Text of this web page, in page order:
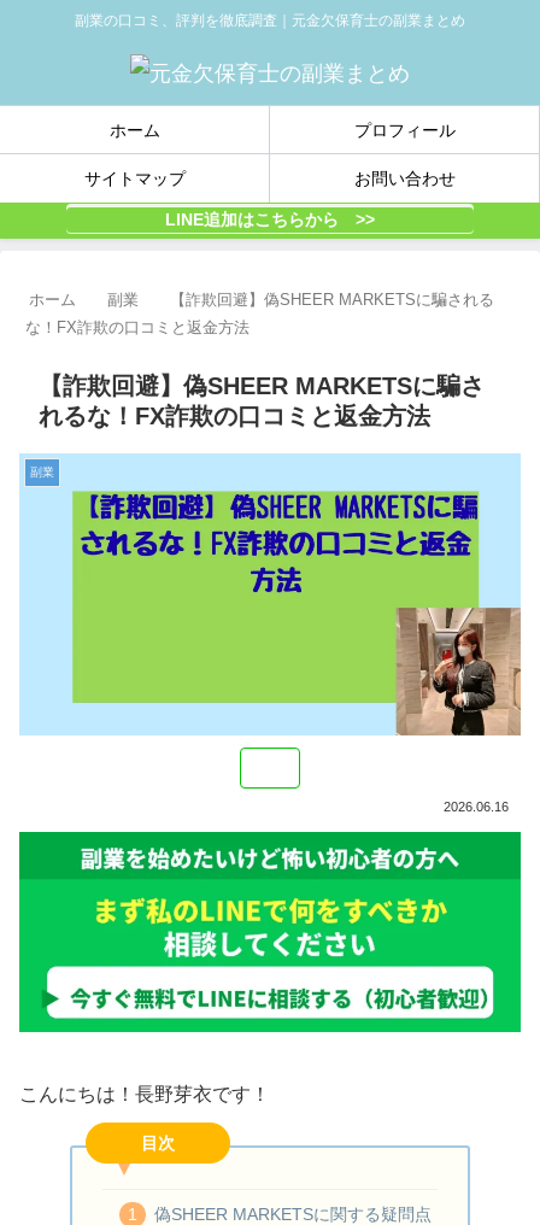
副業の口コミ、評判を徹底調査｜元金欠保育士の副業まとめ
ホーム プロフィール
サイトマップ お問い合わせ
LINE追加はこちらから >>
ホーム 副業
【詐欺回避】偽SHEER MARKETSに騙される
な！FX詐欺の口コミと返金方法
【詐欺回避】偽SHEER MARKETSに騙さ
れるな！FX詐欺の口コミと返金方法
副業
2026.06.16
こんにちは！長野芽衣です！
目次
偽SHEER MARKETSに関する疑問点